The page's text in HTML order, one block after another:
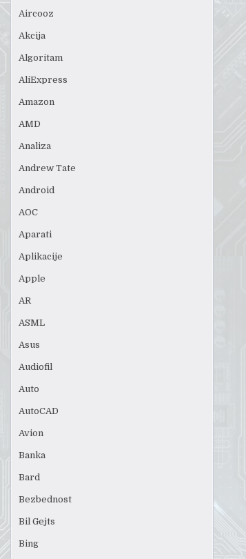
Aircooz
Akcija
Algoritam
AliExpress
Amazon
AMD
Analiza
Andrew Tate
Android
AOC
Aparati
Aplikacije
Apple
AR
ASML
Asus
Audiofil
Auto
AutoCAD
Avion
Banka
Bard
Bezbednost
Bil Gejts
Bing